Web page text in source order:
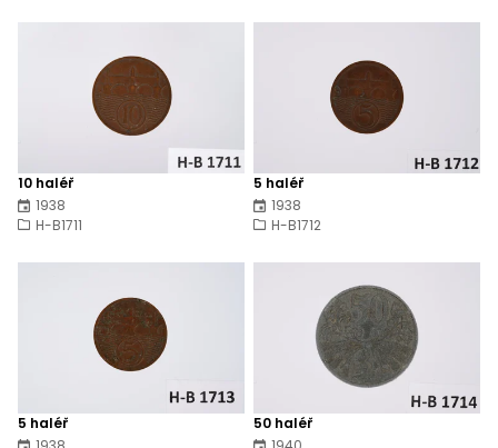
10 haléř
1938
H-B1711
5 haléř
1938
H-B1712
5 haléř
50 haléř